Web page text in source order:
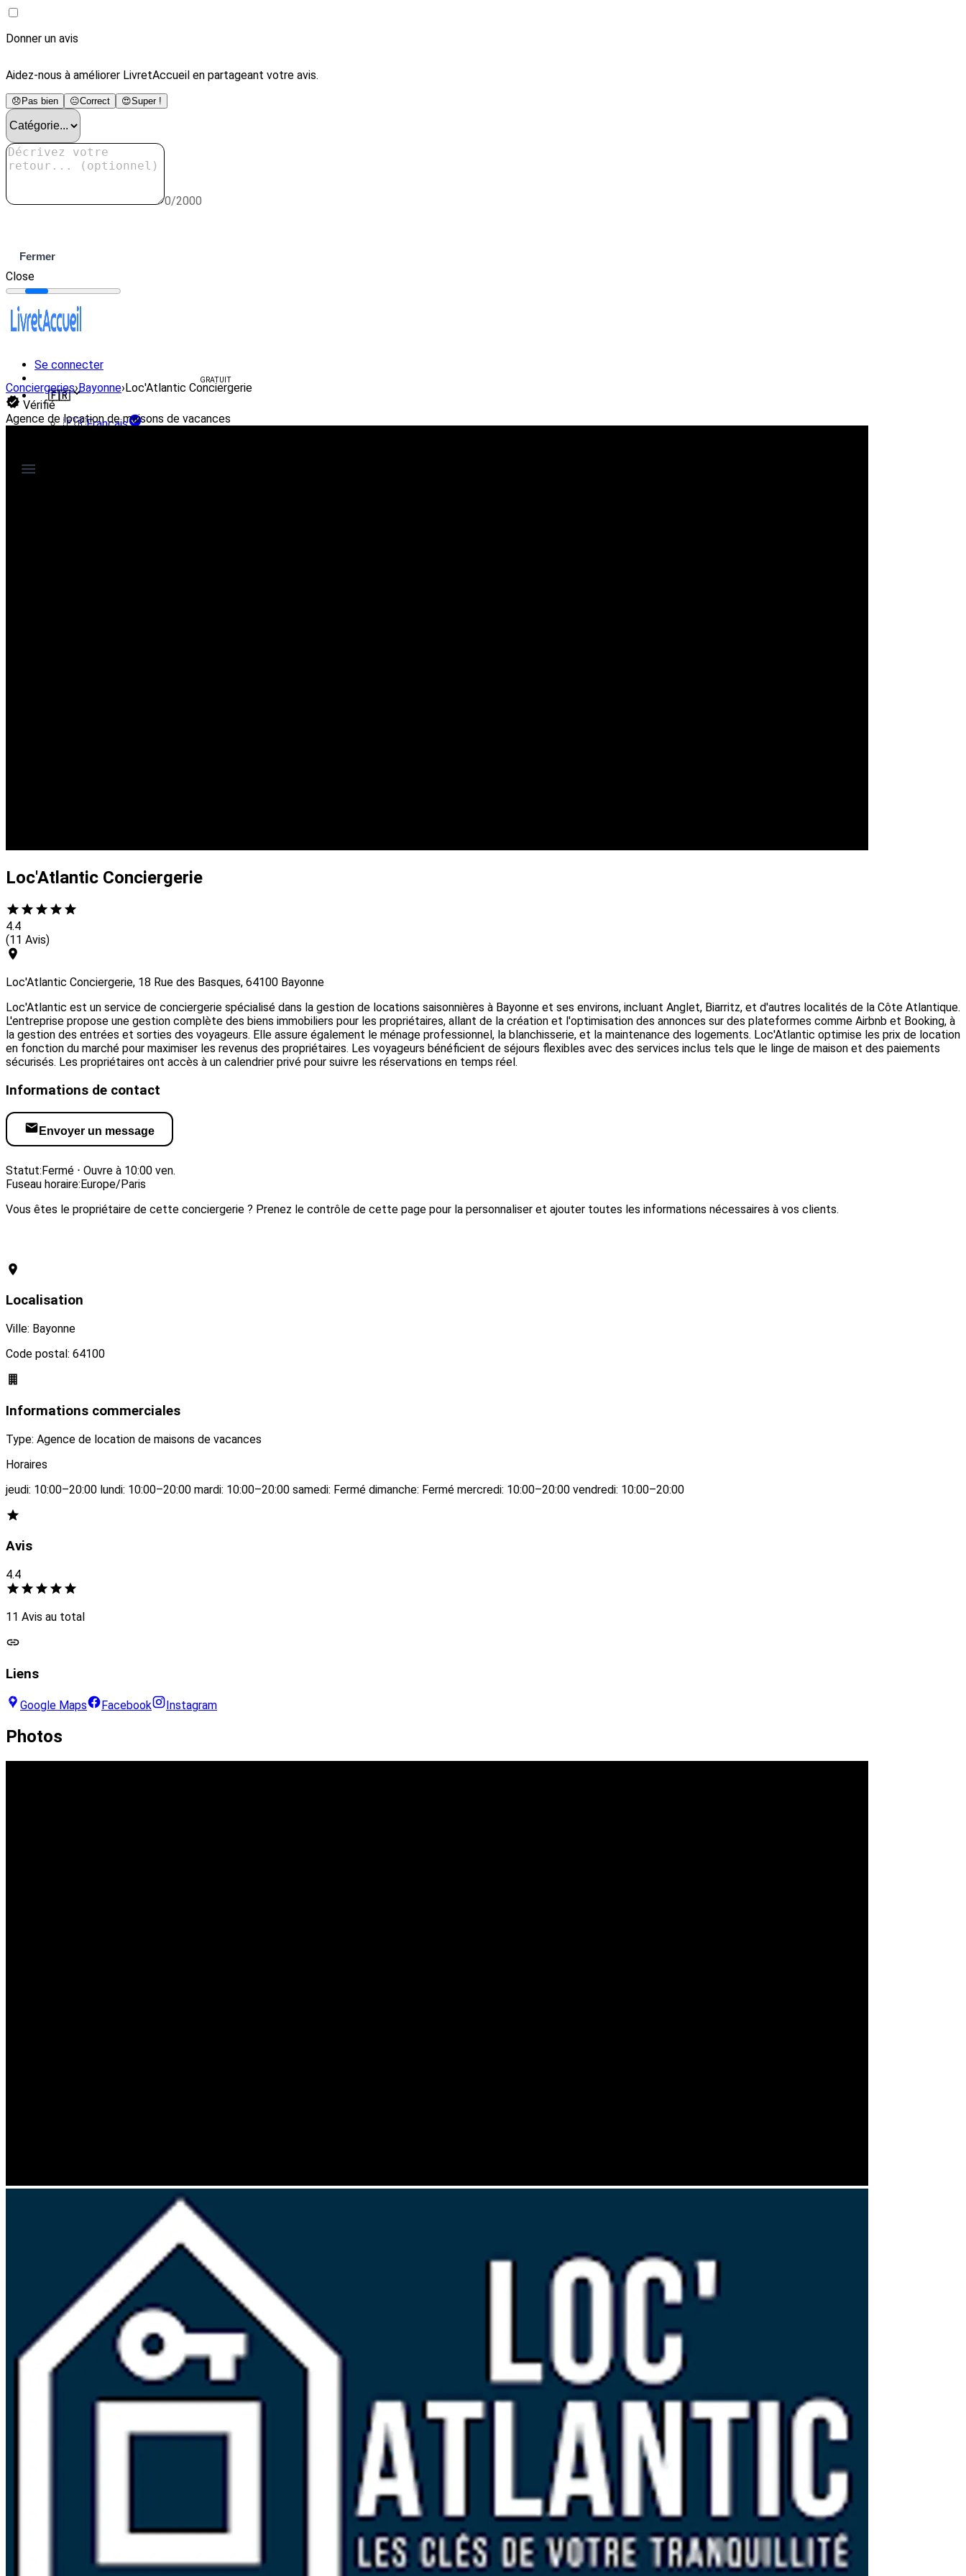
Donner un avis
Aidez-nous à améliorer LivretAccueil en partageant votre avis.
😞 Pas bien 😐Correct 😍Super !
0/2000
Fermer
Close
Se connecter
GRATUIT
🇫🇷
🇫🇷Français
Conciergeries›Bayonne› Loc'Atlantic Conciergerie
Vérifié
Agence de location de maisons de vacances
Loc'Atlantic Conciergerie
4.4
(11 Avis)
Loc'Atlantic Conciergerie, 18 Rue des Basques, 64100 Bayonne
Loc'Atlantic est un service de conciergerie spécialisé dans la gestion de locations saisonnières à Bayonne et ses environs, incluant Anglet, Biarritz, et d'autres localités de la Côte Atlantique.
L'entreprise propose une gestion complète des biens immobiliers pour les propriétaires, allant de la création et l'optimisation des annonces sur des plateformes comme Airbnb et Booking, à
la gestion des entrées et sorties des voyageurs. Elle assure également le ménage professionnel, la blanchisserie, et la maintenance des logements. Loc'Atlantic optimise les prix de location
en fonction du marché pour maximiser les revenus des propriétaires. Les voyageurs bénéficient de séjours flexibles avec des services inclus tels que le linge de maison et des paiements
sécurisés. Les propriétaires ont accès à un calendrier privé pour suivre les réservations en temps réel.
Informations de contact
Envoyer un message
Statut:Fermé ⋅ Ouvre à 10:00 ven.
Fuseau horaire:Europe/Paris
Vous êtes le propriétaire de cette conciergerie ? Prenez le contrôle de cette page pour la personnaliser et ajouter toutes les informations nécessaires à vos clients.
Localisation
Ville: Bayonne
Code postal: 64100
Informations commerciales
Type: Agence de location de maisons de vacances
Horaires
jeudi: 10:00–20:00 lundi: 10:00–20:00 mardi: 10:00–20:00 samedi: Fermé dimanche: Fermé mercredi: 10:00–20:00 vendredi: 10:00–20:00
Avis
4.4
11 Avis au total
Liens
Google Maps Facebook Instagram
Photos